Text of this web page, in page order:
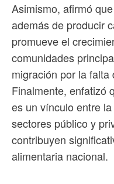
Asimismo, afirmó
además de producir
promueve el
comunidades
migración por la
Finalmente, enfatizó
es un vínculo entre
sectores público y
contribuyen
alimentaria nacional.